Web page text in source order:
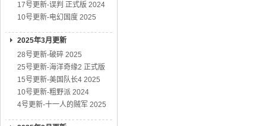
17号更新-误判 正式版 2024
10号更新-电幻国度 2025
2025年3月更新
28号更新-破碎 2025
25号更新-海洋奇缘2 正式版
15号更新-美国队长4 2025
10号更新-粗野派 2024
4号更新-十一人的贼军 2025